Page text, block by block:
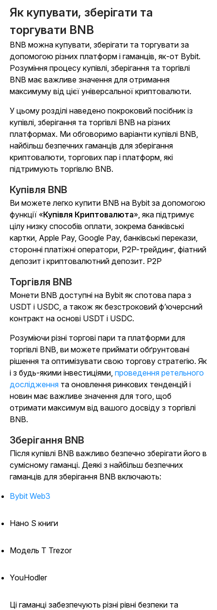
Як купувати, зберігати та
торгувати BNB
BNB можна купувати, зберігати та торгувати за
допомогою різних платформ і гаманців, як-от Bybit.
Розуміння процесу купівлі, зберігання та торгівлі
BNB має важливе значення для отримання
максимуму від цієї універсальної криптовалюти.
У цьому розділі наведено покроковий посібник із
купівлі, зберігання та торгівлі BNB на різних
платформах. Ми обговоримо варіанти купівлі BNB,
найбільш безпечних гаманців для зберігання
криптовалюти, торгових пар і платформ, які
підтримують торгівлю BNB.
Купівля BNB
Ви можете легко купити BNB на Bybit за допомогою
функції «Купівля Криптовалюта», яка підтримує
цілу низку способів оплати, зокрема банківські
картки, Apple Pay, Google Pay, банківські перекази,
сторонні платіжні оператори, P2P-трейдинг, фіатний
депозит і криптовалютний депозит. P2P
Торгівля BNB
Монети BNB доступні на Bybit як спотова пара з
USDT і USDC, а також як безстроковий ф’ючерсний
контракт на основі USDT і USDC.
Розуміючи різні торгові пари та платформи для
торгівлі BNB, ви можете приймати обґрунтовані
рішення та оптимізувати свою торгову стратегію. Як
і з будь-якими інвестиціями, проведення ретельного
дослідження та оновлення ринкових тенденцій і
новин має важливе значення для того, щоб
отримати максимум від вашого досвіду з торгівлі
BNB.
Зберігання BNB
Після купівлі BNB важливо безпечно зберігати його в
сумісному гаманці. Деякі з найбільш безпечних
гаманців для зберігання BNB включають:
Bybit Web3
Нано S книги
Модель T Trezor
YouHodler
Ці гаманці забезпечують різні рівні безпеки та